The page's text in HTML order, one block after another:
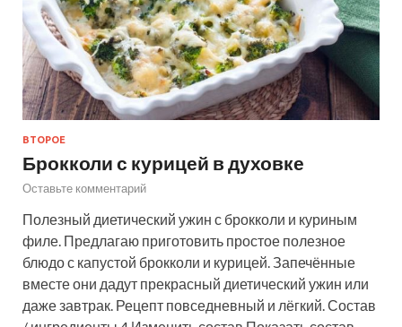
ВТОРОЕ
Брокколи с курицей в духовке
Оставьте комментарий
Полезный диетический ужин с брокколи и куриным
филе. Предлагаю приготовить простое полезное
блюдо с капустой брокколи и курицей. Запечённые
вместе они дадут прекрасный диетический ужин или
даже завтрак. Рецепт повседневный и лёгкий. Состав